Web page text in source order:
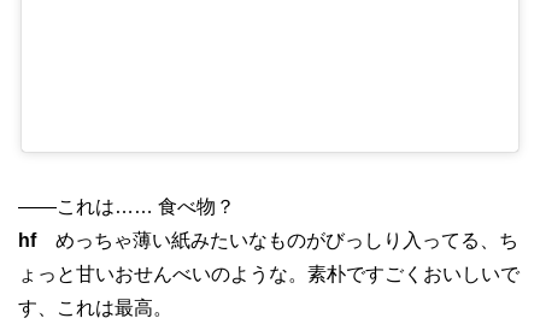
——これは…… 食べ物？
hfめっちゃ薄い紙みたいなものがびっしり入ってる、ち
ょっと甘いおせんべいのような。素朴ですごくおいしいで
す、これは最高。